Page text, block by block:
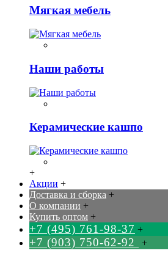
Мягкая мебель
Наши работы
Керамические кашпо
+
Акции +
Доставка и сборка +
О компании +
Купить оптом +
+7 (495) 761-98-37 +
+7 (903) 750-62-92 +